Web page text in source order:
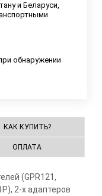
и Беларуси,
обнаружении
КАК КУПИТЬ?
ОПЛАТА
(GPR121,
2-х адаптеров